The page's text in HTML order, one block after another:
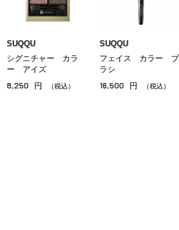
イト
SUQQU
シグニチャー カラ
ー アイズ
8,250 円 （税込）
SUQQU
フェイス カラー ブ
ラシ
16,500 円 （税込）